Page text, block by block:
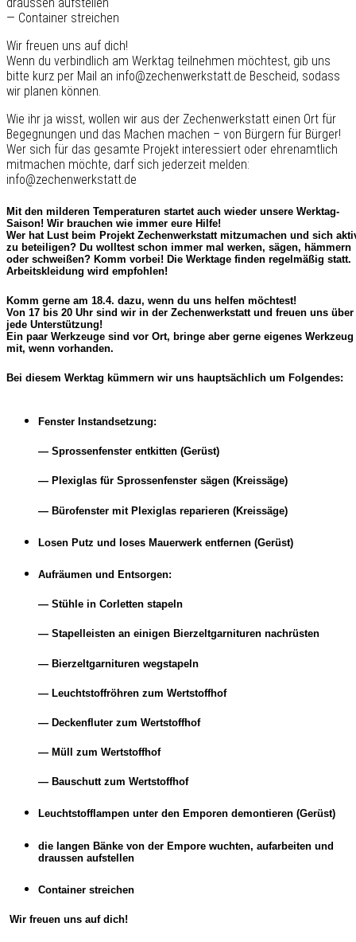
draussen aufstellen
— Container streichen
Wir freuen uns auf dich!
Wenn du verbindlich am Werktag teilnehmen möchtest, gib uns
bitte kurz per Mail an info@zechenwerkstatt.de Bescheid, sodass
wir planen können.
Wie ihr ja wisst, wollen wir aus der Zechenwerkstatt einen Ort für
Begegnungen und das Machen machen – von Bürgern für Bürger!
Wer sich für das gesamte Projekt interessiert oder ehrenamtlich
mitmachen möchte, darf sich jederzeit melden:
info@zechenwerkstatt.de
Mit den milderen Temperaturen startet auch wieder unsere Werktag-
Saison! Wir brauchen wie immer eure Hilfe!
Wer hat Lust beim Projekt Zechenwerkstatt mitzumachen und sich
zu beteiligen? Du wolltest schon immer mal werken, sägen, hämmern
oder schweißen? Komm vorbei! Die Werktage finden regelmäßig statt.
Arbeitskleidung wird empfohlen!
Komm gerne am 18.4. dazu, wenn du uns helfen möchtest!
Von 17 bis 20 Uhr sind wir in der Zechenwerkstatt und freuen uns über
jede Unterstützung!
Ein paar Werkzeuge sind vor Ort, bringe aber gerne eigenes Werkzeug
mit, wenn vorhanden.
Bei diesem Werktag kümmern wir uns hauptsächlich um Folgendes:
Fenster Instandsetzung:
— Sprossenfenster entkitten (Gerüst)
— Plexiglas für Sprossenfenster sägen (Kreissäge)
— Bürofenster mit Plexiglas reparieren (Kreissäge)
Losen Putz und loses Mauerwerk entfernen (Gerüst)
Aufräumen und Entsorgen:
— Stühle in Corletten stapeln
— Stapelleisten an einigen Bierzeltgarnituren nachrüsten
— Bierzeltgarnituren wegstapeln
— Leuchtstoffröhren zum Wertstoffhof
— Deckenfluter zum Wertstoffhof
— Müll zum Wertstoffhof
— Bauschutt zum Wertstoffhof
Leuchtstofflampen unter den Emporen demontieren (Gerüst)
die langen Bänke von der Empore wuchten, aufarbeiten und
draussen aufstellen
Container streichen
Wir freuen uns auf dich!